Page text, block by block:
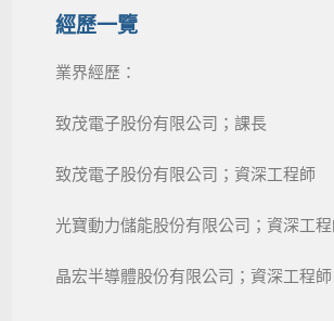
經歷一覽
業界經歷：
致茂電子股份有限公司；課長
致茂電子股份有限公司 ；資深工程師
光寶動力儲能股份有限公司；資深工
晶宏半導體股份有限公司；資深工程師